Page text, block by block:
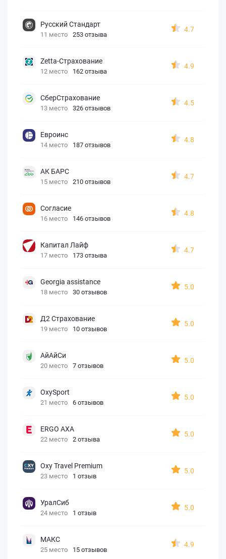
Русский Стандарт
11 место 253 отзыва
4.7
Zetta-Страхование
12 место 162 отзыва
4.9
СберСтрахование
13 место 326 отзывов
4.5
Евроинс
14 место 187 отзывов
4.8
АК БАРС
15 место 210 отзывов
4.7
Согласие
16 место 146 отзывов
4.8
Капитал Лайф
17 место 173 отзыва
4.7
Georgia assistance
18 место 30 отзывов
5.0
Д2 Страхование
19 место 10 отзывов
5.0
АйАйСи
20 место 7 отзывов
5.0
OxySport
21 место 6 отзывов
5.0
ERGO AXA
22 место 2 отзыва
5.0
Oxy Travel Premium
23 место 1 отзыв
5.0
УралСиб
24 место 1 отзыв
5.0
МАКС
25 место 15 отзывов
4.9